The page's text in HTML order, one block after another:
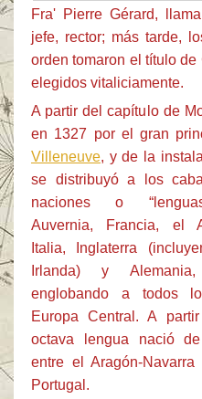
Fra' Pierre Gérard,
jefe, rector; más tarde,
orden tomaron el título de
elegidos vitaliciamente.
A partir del capítulo de
en 1327 por el gran
Villeneuve, y de la
se distribuyó a los
naciones o
Auvernia, Francia, el
Italia, Inglaterra
Irlanda) y
englobando a todos
Europa Central. A
octava lengua nació
entre el Aragón-
Portugal.